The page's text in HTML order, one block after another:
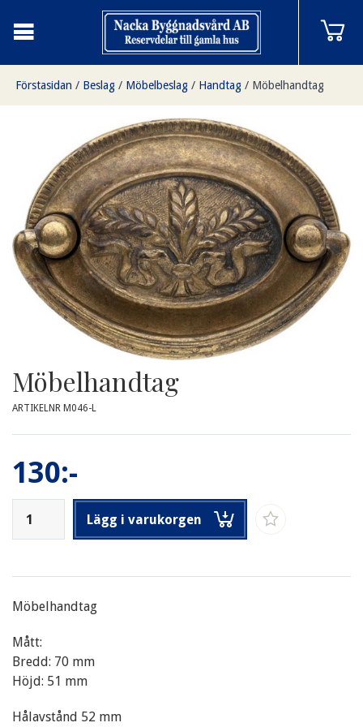
Förstasidan / Beslag / Möbelbeslag / Handtag / Möbelhandtag
Möbelhandtag
ARTIKELNR M046-L
130:-
Lägg i varukorgen
Möbelhandtag
Mått:
Bredd: 70 mm
Höjd: 51 mm
Hålavstånd 52 mm